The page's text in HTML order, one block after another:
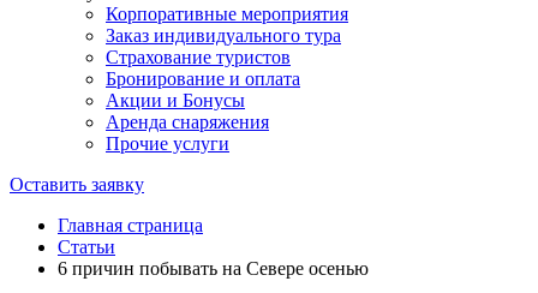
Корпоративные мероприятия
Заказ индивидуального тура
Страхование туристов
Бронирование и оплата
Акции и Бонусы
Аренда снаряжения
Прочие услуги
Оставить заявку
Главная страница
Статьи
6 причин побывать на Севере осенью